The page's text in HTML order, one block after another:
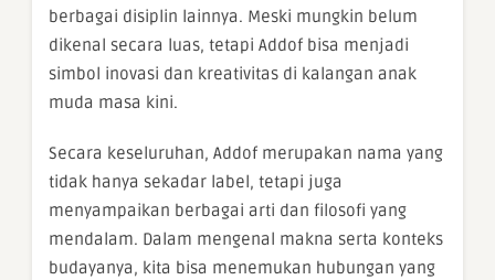
berbagai disiplin lainnya. Meski mungkin belum
dikenal secara luas, tetapi Addof bisa menjadi
simbol inovasi dan kreativitas di kalangan anak
muda masa kini.
Secara keseluruhan, Addof merupakan nama yang
tidak hanya sekadar label, tetapi juga
menyampaikan berbagai arti dan filosofi yang
mendalam. Dalam mengenal makna serta konteks
budayanya, kita bisa menemukan hubungan yang